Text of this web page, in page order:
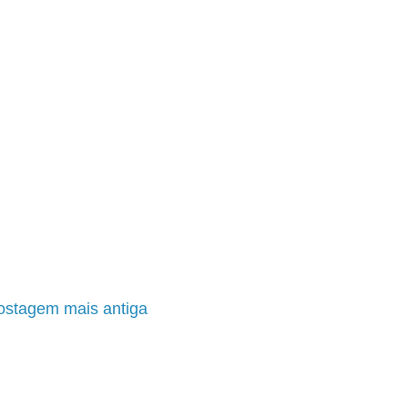
mais antiga